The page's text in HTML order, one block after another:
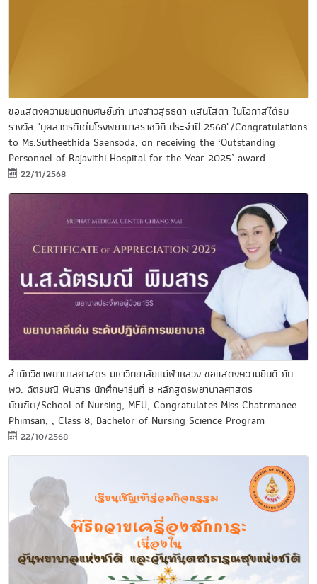
ขอแสดงความยินดีกับศิษย์เก่า นางสาวสุธีธิดา แสนโสดา ในโอกาสได้รับ
รางวัล "บุคลากรดีเด่นโรงพยาบาลราชวิถี ประจําปี 2568"/Congratulations
to Ms.Sutheethida Saensoda, on receiving the ‘Outstanding
Personnel of Rajavithi Hospital for the Year 2025’ award
22/11/2568
สำนักวิชาพยาบาลศาสตร์ มหาวิทยาลัยแม่ฟ้าหลวง ขอแสดงความยินดี กับ
พว. ฉัตรมณี พิมสาร นักศึกษารุ่นที่ 8 หลักสูตรพยาบาลศาสตร
บัณฑิต/School of Nursing, MFU, Congratulates Miss Chatrmanee
Phimsan, , Class 8, Bachelor of Nursing Science Program
22/10/2568